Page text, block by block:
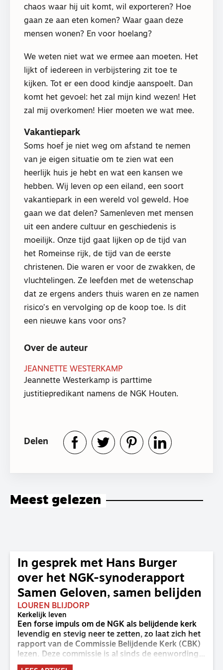
chaos waar hij uit komt, wil exporteren? Hoe
gaan ze aan eten komen? Waar gaan deze
mensen wonen? En voor hoelang?
We weten niet wat we ermee aan moeten. Het
lijkt of iedereen in verbijstering zit toe te
kijken. Tot er een dood kindje aanspoelt. Dan
komt het gevoel: het zal mijn kind wezen! Het
zal mij overkomen! Hier moeten we wat mee.
Vakantiepark
Soms hoef je niet weg om afstand te nemen
van je eigen situatie om te zien wat een
heerlijk huis je hebt en wat een kansen we
hebben. Wij leven op een eiland, een soort
vakantiepark in een wereld vol geweld. Hoe
gaan we dat delen? Samenleven met mensen
uit een andere cultuur en geschiedenis is
moeilijk. Onze tijd gaat lijken op de tijd van
het Romeinse rijk, de tijd van de eerste
christenen. Die waren er voor de zwakken, de
vluchtelingen. Ze leefden met de wetenschap
dat ze ergens anders thuis waren en ze namen
risico’s en vervolging op de koop toe. Is dit
een nieuwe kans voor ons?
Over de auteur
JEANNETTE WESTERKAMP
Jeannette Westerkamp is parttime
justitiepredikant namens de NGK Houten.
Delen
Meest gelezen
In gesprek met Hans Burger
over het NGK-synoderapport
Samen Geloven, samen belijden
LOUREN BLIJDORP
Kerkelijk leven
Een forse impuls om de NGK als belijdende kerk
levendig en stevig neer te zetten, zo laat zich het
rapport van de Commissie Belijdende Kerk (CBK)
lezen. Deze commissie is al sinds de eenwording
van de GKv en NGK actief en kreeg van de